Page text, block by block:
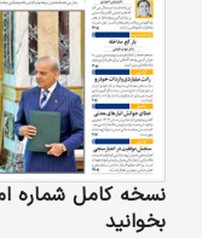
نسخه کامل شماره
بخوانید